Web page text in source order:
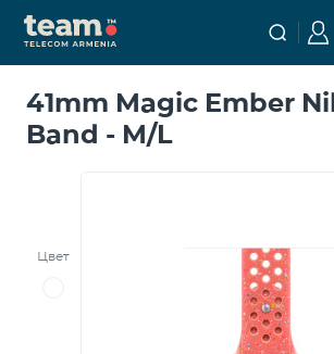
41mm Magic Ember
Band - M/L
Цвет